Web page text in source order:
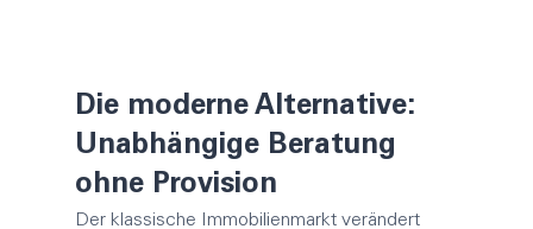
Die moderne Alternative:
Unabhängige Beratung
ohne Provision
Der klassische Immobilienmarkt verändert